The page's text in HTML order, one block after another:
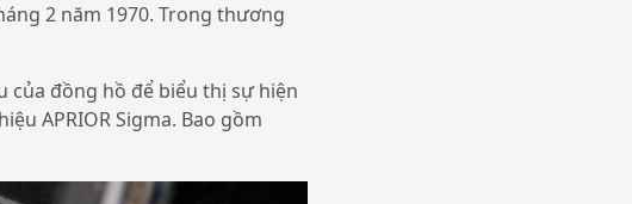
2 năm 1970. Trong thương
của đồng hồ để biểu thị sự hiện
APRIOR Sigma. Bao gồm